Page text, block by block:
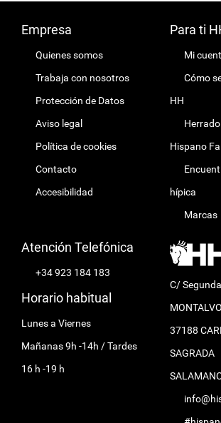
Empresa
Quienes somos
Trabaja con nosotros
Protección de Datos
Aviso legal
Política de cookies
Contacto
Accesibilidad
Para ti
Mi
Cómo
HH
Hispano
hípica
Marcas
Atención Telefónica
+34 923 184 183
Horario habitual
Lunes a Viernes
Mañanas 9h -14h / Tardes
16 h -19 h
C/
37188
SAGRADA